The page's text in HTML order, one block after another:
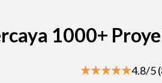
1000+
4.8/5